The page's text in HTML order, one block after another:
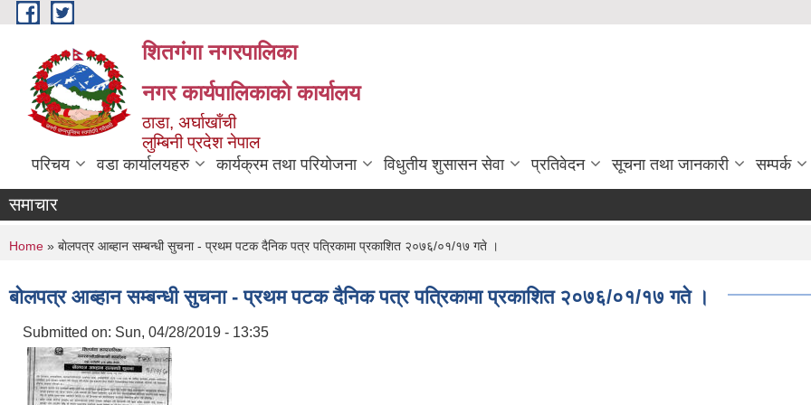
Skip to main content
शितगंगा नगरपालिका
नगर कार्यपालिकाकाे कार्यालय
ठाडा, अर्घाखाँची
लुम्बिनी प्रदेश नेपाल
परिचय वडा कार्यालयहरु कार्यक्रम तथा परियोजना विधुतीय शुसासन सेवा प्रतिवेदन सूचना तथा जानकारी सम्पर्क
समाचार
You are here
Home » बाेलपत्र आब्हान सम्बन्धी सुचना - प्रथम पटक दैनिक पत्र पत्रिकामा प्रकाशित २०७६/०१/१७ गते ।
बाेलपत्र आब्हान सम्बन्धी सुचना - प्रथम पटक दैनिक पत्र पत्रिकामा प्रकाशित २०७६/०१/१७ गते ।
Submitted on: Sun, 04/28/2019 - 13:35